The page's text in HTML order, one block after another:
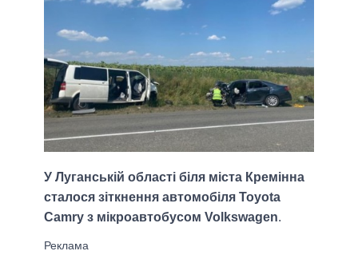
У Луганській області біля міста Кремінна
сталося зіткнення автомобіля Toyota
Camry з мікроавтобусом Volkswagen.